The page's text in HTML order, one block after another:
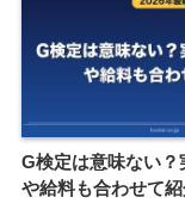
G検定は意味ない？
や給料も合わせて